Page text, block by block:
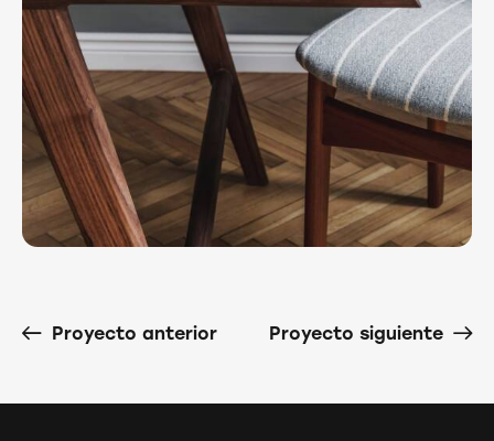
Proyecto anterior Proyecto siguiente